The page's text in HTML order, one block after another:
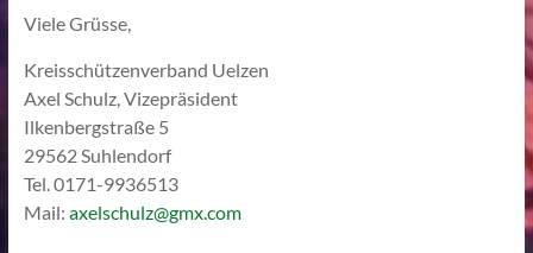
Viele Grüsse,
Kreisschützenverband Uelzen
Axel Schulz, Vizepräsident
Ilkenbergstraße 5
29562 Suhlendorf
Tel. 0171-9936513
Mail: axelschulz@gmx.com